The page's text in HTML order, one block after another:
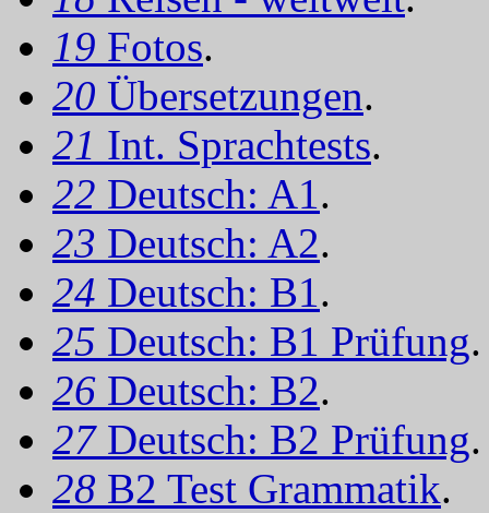
19 Fotos.
20 Übersetzungen.
21 Int. Sprachtests.
22 Deutsch: A1.
23 Deutsch: A2.
24 Deutsch: B1.
25 Deutsch: B1 Prüfung.
26 Deutsch: B2.
27 Deutsch: B2 Prüfung.
28 B2 Test Grammatik.